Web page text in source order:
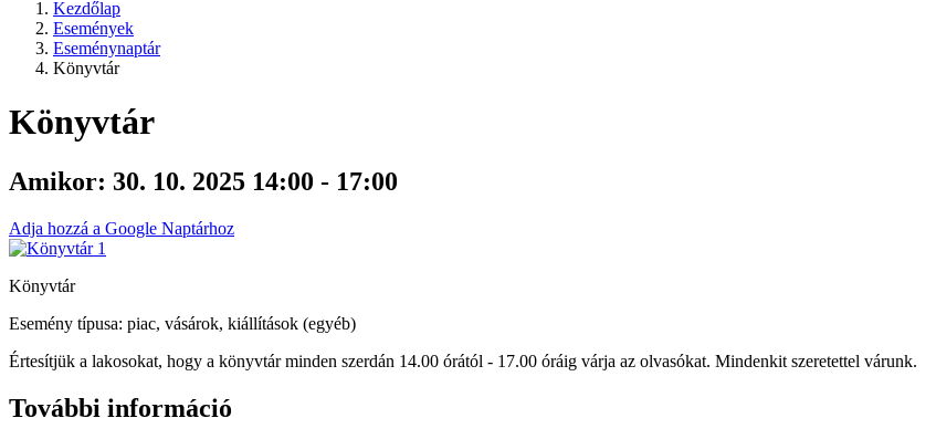
Kezdőlap
Események
Eseménynaptár
Könyvtár
Könyvtár
Amikor: 30. 10. 2025 14:00 - 17:00
Adja hozzá a Google Naptárhoz
Könyvtár
Esemény típusa: piac, vásárok, kiállítások (egyéb)
Értesítjük a lakosokat, hogy a könyvtár minden szerdán 14.00 órától - 17.00 óráig várja az olvasókat. Mindenkit szeretettel várunk.
További információ